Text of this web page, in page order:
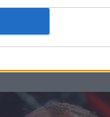
28 iunie, ziua